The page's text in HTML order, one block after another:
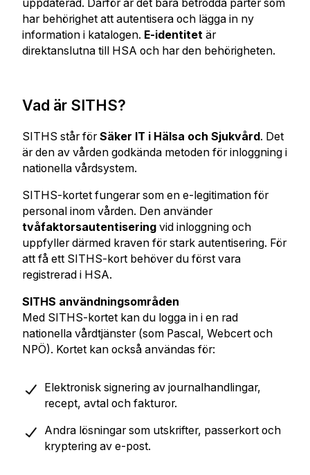
uppdaterad. Därför är det bara betrodda parter som
har behörighet att autentisera och lägga in ny
information i katalogen. E-identitetär
direktanslutna till HSA och har den behörigheten.
Vad är SITHS?
SITHS står förSäker IT i Hälsa och Sjukvård . Det
är den av vården godkända metoden för inloggning i
nationella vårdsystem.
SITHS-kortet fungerar som en e-legitimation för
personal inom vården. Den använder
tvåfaktorsautentiseringvid inloggning och
uppfyller därmed kraven för stark autentisering. För
att få ett SITHS-kort behöver du först vara
registrerad i HSA.
SITHS användningsområden
Med SITHS-kortet kan du logga in i en rad
nationella vårdtjänster (som Pascal, Webcert och
NPÖ). Kortet kan också användas för:
Elektronisk signering av journalhandlingar,
recept, avtal och fakturor.
Andra lösningar som utskrifter, passerkort och
kryptering av e-post.